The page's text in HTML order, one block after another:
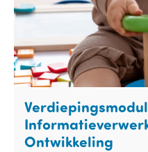
Ontwikkeling